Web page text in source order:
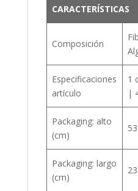
CARACTERÍSTICAS
Composición
Especificaciones
artículo
1
|
Packaging: alto
(cm)
53
Packaging: largo
(cm)
23